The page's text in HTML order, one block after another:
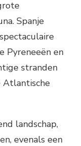
Spanje
Pyreneeën en
stranden
Atlantische
landschap,
evenals een